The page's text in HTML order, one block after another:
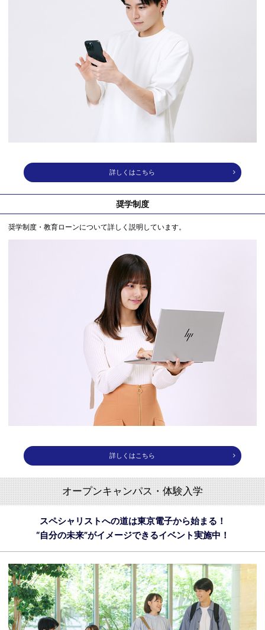
詳しくはこちら
奨学制度
奨学制度・教育ローンについて詳しく説明しています。
詳しくはこちら
オープンキャンパス・体験入学
スペシャリストへの道は東京電子から始まる！
“自分の未来”がイメージできるイベント実施中！